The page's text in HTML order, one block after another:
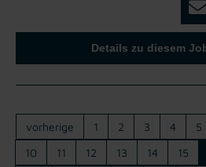
Details zu diesem
vorherige 1 2 3 4 5
10
11 12 13 14 15